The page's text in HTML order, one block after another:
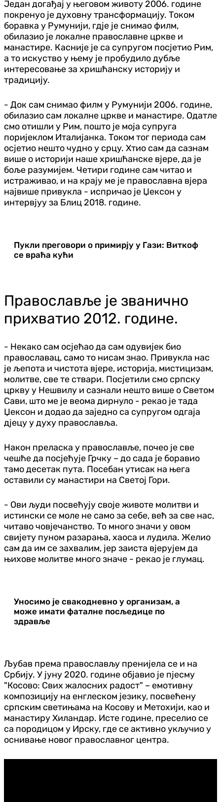
Један догађај у његовом животу 2006. године
покренуо је духовну трансформацију. Током
боравка у Румунији, гдје је снимао филм,
обилазио је локалне православне цркве и
манастире. Касније је са супругом посјетио Рим,
а то искуство у њему је пробудило дубље
интересовање за хришћанску историју и
традицију.
- Док сам снимао филм у Румунији 2006. године,
обилазио сам локалне цркве и манастире. Одатле
смо отишли у Рим, пошто је моја супруга
поријеклом Италијанка. Током тог периода сам
осјетио нешто чудно у срцу. Хтио сам да сазнам
више о историји наше хришћанске вјере, да је
боље разумијем. Четири године сам читао и
истраживао, и на крају ме је православна вјера
највише привукла - испричао је Џексон у
интервјуу за Блиц 2018. године.
Пукли преговори о примирју у Гази: Виткоф
се враћа кући
Православље је званично
прихватио 2012. године.
- Некако сам осјећао да сам одувијек био
православац, само то нисам знао. Привукла нас
је љепота и чистота вјере, историја, мистицизам,
молитве, све те ствари. Посјетили смо српску
цркву у Нешвилу и сазнали нешто више о Светом
Сави, што ме је веома дирнуло - рекао је тада
Џексон и додао да заједно са супругом одгаја
дјецу у духу православља.
Након преласка у православље, почео је све
чешће да посјећује Грчку – до сада је боравио
тамо десетак пута. Посебан утисак на њега
оставили су манастири на Светој Гори.
- Ови људи посвећују своје животе молитви и
истински се моле не само за себе, већ за све нас,
читаво човјечанство. То много значи у овом
свијету пуном разарања, хаоса и лудила. Желио
сам да им се захвалим, јер заиста вјерујем да
њихове молитве много значе - рекао је глумац.
Уносимо је свакодневно у организам, а
може имати фаталне посљедице по
здравље
Љубав према православљу пренијела се и на
Србију. У јуну 2020. године објавио је пјесму
"Косово: Свих жалосних радост" – емотивну
композицију на енглеском језику, посвећену
српским светињама на Косову и Метохији, као и
манастиру Хиландар. Исте године, преселио се
са породицом у Ирску, где се активно укључио у
оснивање новог православног центра.